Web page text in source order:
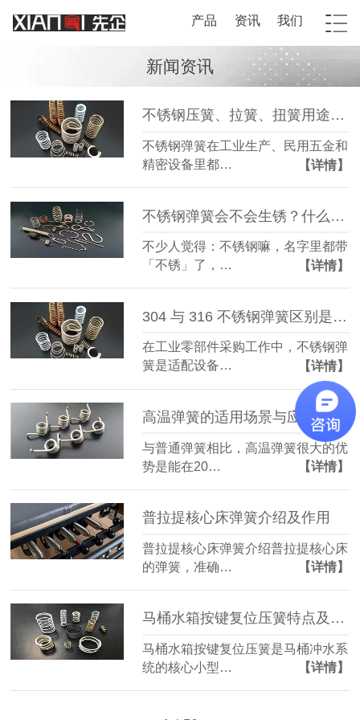
产品 资讯 我们
新闻资讯
不锈钢压簧、拉簧、扭簧用途分别是什么？
不锈钢弹簧在工业生产、民用五金和
精密设备里都…
【详情】
不锈钢弹簧会不会生锈？什么情况下容易生锈？
不少人觉得：不锈钢嘛，名字里都带
「不锈」了，…
【详情】
304 与 316 不锈钢弹簧区别是什么？该怎么选？
在工业零部件采购工作中，不锈钢弹
簧是适配设备…
【详情】
高温弹簧的适用场景与应用领域
与普通弹簧相比，高温弹簧很大的优
势是能在20…
【详情】
普拉提核心床弹簧介绍及作用
普拉提核心床弹簧介绍普拉提核心床
的弹簧，准确…
【详情】
马桶水箱按键复位压簧特点及使用注意事项
马桶水箱按键复位压簧是马桶冲水系
统的核心小型…
【详情】